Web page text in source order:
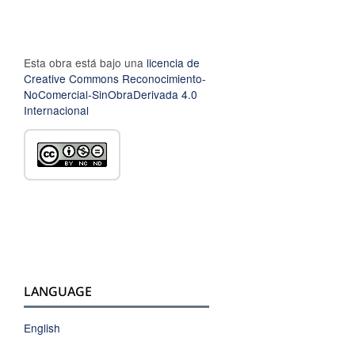
Esta obra está bajo una licencia de
Creative Commons Reconocimiento-
NoComercial-SinObraDerivada 4.0
Internacional
LANGUAGE
English